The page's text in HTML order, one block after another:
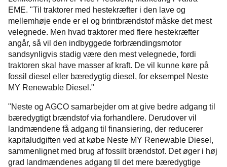
EME. "Til traktorer med hestekræfter i den lave og
mellemhøje ende er el og brintbrændstof måske det mest
velegnede. Men hvad traktorer med flere hestekræfter
angår, så vil den indbyggede forbrændingsmotor
sandsynligvis stadig være den mest velegnede, fordi
traktoren skal have masser af kraft. De vil kunne køre på
fossil diesel eller bæredygtig diesel, for eksempel Neste
MY Renewable Diesel."
"Neste og AGCO samarbejder om at give bedre adgang til
bæredygtigt brændstof via forhandlere. Derudover vil
landmændene få adgang til finansiering, der reducerer
kapitaludgiften ved at købe Neste MY Renewable Diesel,
sammenlignet med brug af fossilt brændstof. Det øger i høj
grad landmændenes adgang til det mere bæredygtige